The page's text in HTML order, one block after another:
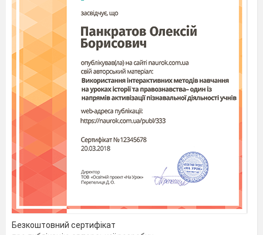
(Д.Вишневецький, о.Мала Хортиця, 1556 р.)
На січі постійно знаходилася залога, а більшість
козаків жили в зимівниках.
С. 99-100
Що таке зимівник?
Що означає слово козак?
Яке основне завдання козаків? (захист країни)
Хто керував козаками (гетьман, кошовий отаман,
старшина)
Хто вирішував найважливіші питання?
(козацька рада)
Які питання вирішувала козацька рада?
Як називають такий спосіб керування?
(республіка)
Що таке республіка?
Розгляньте ілюстрацію с. 100.
Зачитайте фрагмент тексту, який ілюструє дане
зображення.
Безкоштовний сертифікат